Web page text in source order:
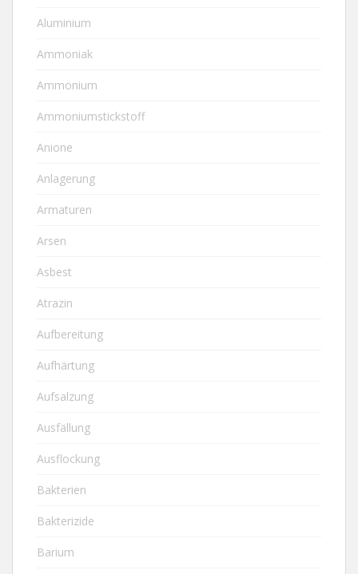
Aluminium
Ammoniak
Ammonium
Ammoniumstickstoff
Anione
Anlagerung
Armaturen
Arsen
Asbest
Atrazin
Aufbereitung
Aufhärtung
Aufsalzung
Ausfällung
Ausflockung
Bakterien
Bakterizide
Barium